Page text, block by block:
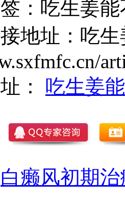
： 吃生姜
地址： 吃
：
吃生姜
白癞风初期